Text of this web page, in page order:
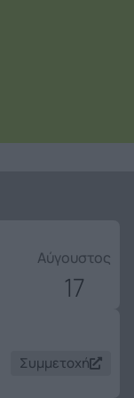
Αύγουστος
17
Συμμετοχή